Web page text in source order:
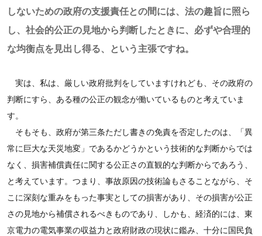
しないための政府の支援責任との間には、法の趣旨に照ら
し、社会的公正の見地から判断したときに、必ずや合理的
な均衡点を見出し得る、という主張ですね。
実は、私は、厳しい政府批判をしていますけれども、その政府の
判断にすら、ある種の公正の観念が働いているものと考えていま
す。
そもそも、政府が第三条ただし書きの免責を否定したのは、「異
常に巨大な天災地変」であるかどうかという技術的な判断からでは
なく、損害補償責任に関する公正さの直観的な判断からであろう、
と考えています。つまり、事故原因の技術論もさることながら、そ
こに深刻な重みをもった事実としての損害があり、その損害が公正
さの見地から補償されるべきものであり、しかも、経済的には、東
京電力の電気事業の収益力と政府財政の現状に鑑み、十分に国民負